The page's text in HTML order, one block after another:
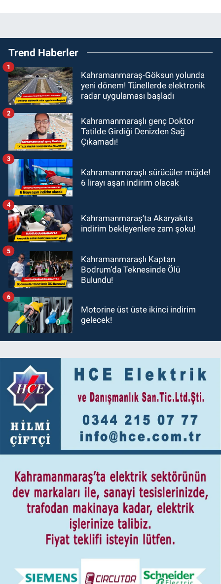
Trend Haberler
Kahramanmaraş-Göksun yolunda
yeni dönem! Tünellerde elektronik
radar uygulaması başladı
1
Kahramanmaraşlı genç Doktor
Tatilde Girdiği Denizden Sağ
Çıkamadı!
2
Kahramanmaraşlı sürücüler müjde!
6 lirayı aşan indirim olacak
3
Kahramanmaraş’ta Akaryakıta
indirim bekleyenlere zam şoku!
4
Kahramanmaraşlı Kaptan
Bodrum’da Teknesinde Ölü
Bulundu!
5
Motorine üst üste ikinci indirim
gelecek!
6